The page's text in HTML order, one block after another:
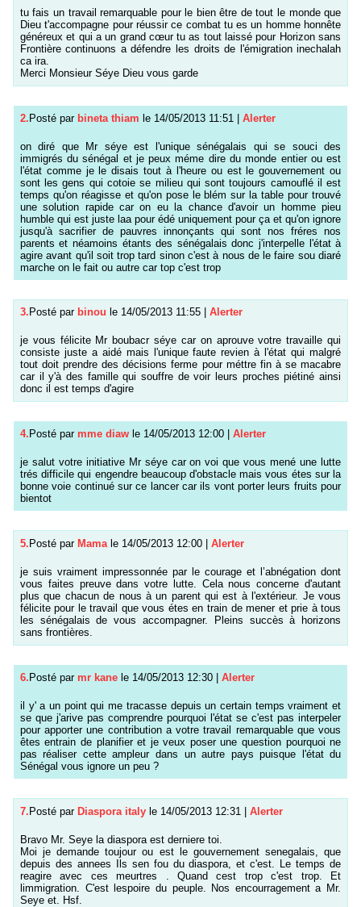
tu fais un travail remarquable pour le bien être de tout le monde que
Dieu t'accompagne pour réussir ce combat tu es un homme honnête
généreux et qui a un grand cœur tu as tout laissé pour Horizon sans
Frontière continuons a défendre les droits de l'émigration inechalah
ca ira.
Merci Monsieur Séye Dieu vous garde
2.Posté par bineta thiam le 14/05/2013 11:51 | Alerter
on diré que Mr séye est l'unique sénégalais qui se souci des
immigrés du sénégal et je peux méme dire du monde entier ou est
l'état comme je le disais tout à l'heure ou est le gouvernement ou
sont les gens qui cotoie se milieu qui sont toujours camouflé il est
temps qu'on réagisse et qu'on pose le blém sur la table pour trouvé
une solution rapide car on eu la chance d'avoir un homme pieu
humble qui est juste laa pour édé uniquement pour ça et qu'on ignore
jusqu'à sacrifier de pauvres innonçants qui sont nos fréres nos
parents et néamoins étants des sénégalais donc j'interpelle l'état à
agire avant qu'il soit trop tard sinon c'est à nous de le faire sou diaré
marche on le fait ou autre car top c'est trop
3. Posté par binou le 14/05/2013 11:55 Alerter
je vous félicite Mr boubacr séye car on aprouve votre travaille qui
consiste juste a aidé mais l'unique faute revien à l'état qui malgré
tout doit prendre des décisions ferme pour méttre fin à se macabre
car il y'à des famille qui souffre de voir leurs proches piétiné ainsi
donc il est temps d'agire
4. Posté par mme diaw le 14/05/2013 12:00 Alerter
je salut votre initiative Mr séye car on voi que vous mené une lutte
trés difficile qui engendre beaucoup d'obstacle mais vous étes sur la
bonne voie continué sur ce lancer car ils vont porter leurs fruits pour
bientot
5. Posté par Mama le 14/05/2013 12:00 Alerter
je suis vraiment impressonnée par le courage et l’abnégation dont
vous faites preuve dans votre lutte. Cela nous concerne d'autant
plus que chacun de nous à un parent qui est à l'extérieur. Je vous
félicite pour le travail que vous étes en train de mener et prie à tous
les sénégalais de vous accompagner. Pleins succès à horizons
sans frontières.
6. Posté par mr kane le 14/05/2013 12:30 Alerter
il y' a un point qui me tracasse depuis un certain temps vraiment et
se que j'arive pas comprendre pourquoi l'état se c'est pas interpeler
pour apporter une contribution a votre travail remarquable que vous
êtes entrain de planifier et je veux poser une question pourquoi ne
pas réaliser cette ampleur dans un autre pays puisque l'état du
Sénégal vous ignore un peu ?
7.Posté par Diaspora italy le 14/05/2013 12:31 | Alerter
Bravo Mr. Seye la diaspora est derniere toi.
Moi je demande toujour ou est le gouvernement senegalais, que
depuis des annees Ils sen fou du diaspora, et c'est. Le temps de
reagire avec ces meurtres . Quand cest trop c'est trop. Et
limmigration. C'est lespoire du peuple. Nos encourragement a Mr.
Seye et. Hsf.